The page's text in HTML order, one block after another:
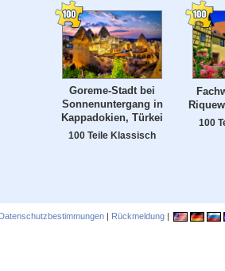
Goreme-Stadt bei
Sonnenuntergang in
Kappadokien, Türkei
100 Teile Klassisch
100
Datenschutzbestimmungen | Rückmeldung |